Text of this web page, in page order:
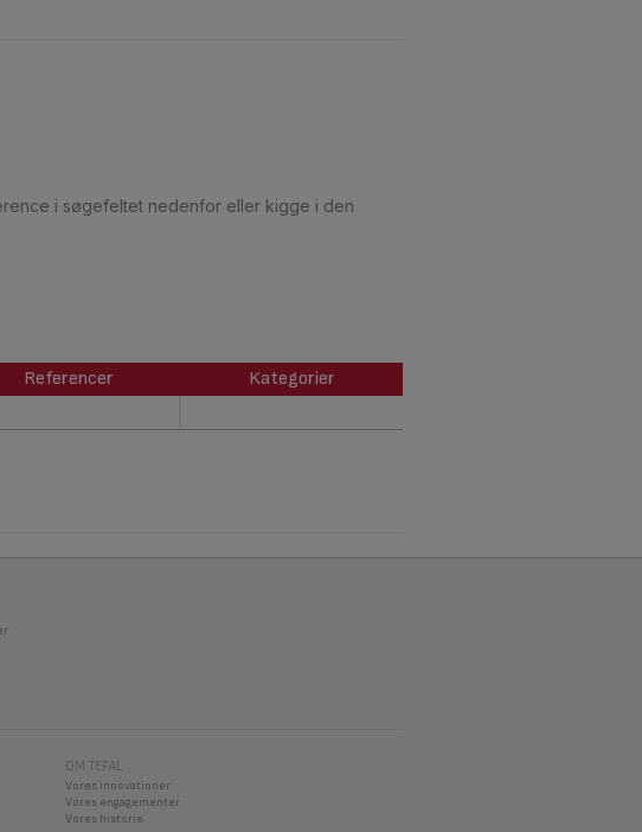
i søgefeltet nedenfor eller kigge i den
Referencer
Kategorier
OM TEFAL
Vores innovationer
Vores engagementer
Vores historie